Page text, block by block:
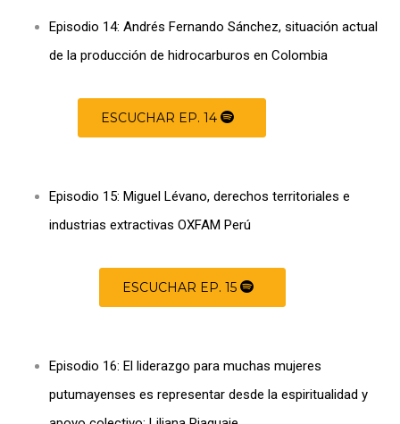
Episodio 14: Andrés Fernando Sánchez, situación actual
de la producción de hidrocarburos en Colombia
ESCUCHAR EP. 14
Episodio 15: Miguel Lévano, derechos territoriales e
industrias extractivas OXFAM Perú
ESCUCHAR EP. 15
Episodio 16: El liderazgo para muchas mujeres
putumayenses es representar desde la espiritualidad y